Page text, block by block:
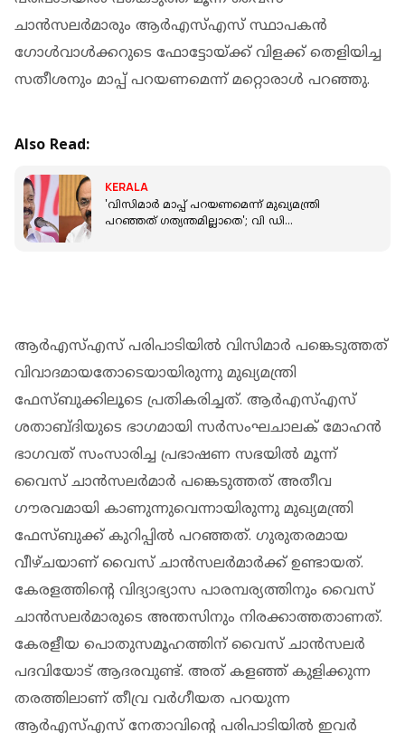
ചാന്‍സലര്‍മാരും ആര്‍എസ്എസ് സ്ഥാപകന്‍
ഗോള്‍വാൾക്കറുടെ ഫോട്ടോയ്ക്ക് വിളക്ക് തെളിയിച്ച
സതീശനും മാപ്പ് പറയണമെന്ന് മറ്റൊരാള്‍ പറഞ്ഞു.
Also Read:
KERALA
'വിസിമാര്‍ മാപ്പ് പറയണമെന്ന് മുഖ്യമന്ത്രി
പറഞ്ഞത് ഗത്യന്തമില്ലാതെ'; വി ഡി
ആര്‍എസ്എസ് പരിപാടിയില്‍ വിസിമാര്‍ പങ്കെടുത്തത്
വിവാദമായതോടെയായിരുന്നു മുഖ്യമന്ത്രി
ഫേസ്ബുക്കിലൂടെ പ്രതികരിച്ചത്. ആര്‍എസ്എസ്
ശതാബ്ദിയുടെ ഭാഗമായി സര്‍സംഘചാലക് മോഹന്‍
ഭാഗവത് സംസാരിച്ച പ്രഭാഷണ സഭയില്‍ മൂന്ന്
വൈസ് ചാന്‍സലര്‍മാര്‍ പങ്കെടുത്തത് അതീവ
ഗൗരവമായി കാണുന്നുവെന്നായിരുന്നു മുഖ്യമന്ത്രി
ഫേസ്ബുക്ക് കുറിപ്പില്‍ പറഞ്ഞത്. ഗുരുതരമായ
വീഴ്ചയാണ് വൈസ് ചാന്‍സലര്‍മാര്‍ക്ക് ഉണ്ടായത്.
കേരളത്തിന്റെ വിദ്യാഭ്യാസ പാരമ്പര്യത്തിനും വൈസ്
ചാന്‍സലര്‍മാരുടെ അന്തസിനും നിരക്കാത്തതാണത്.
കേരളീയ പൊതുസമൂഹത്തിന് വൈസ് ചാന്‍സലര്‍
പദവിയോട് ആദരവുണ്ട്. അത് കളഞ്ഞ് കുളിക്കുന്ന
തരത്തിലാണ് തീവ്ര വര്‍ഗീയത പറയുന്ന
ആര്‍എസ്എസ് നേതാവിന്റെ പരിപാടിയില്‍ ഇവര്‍